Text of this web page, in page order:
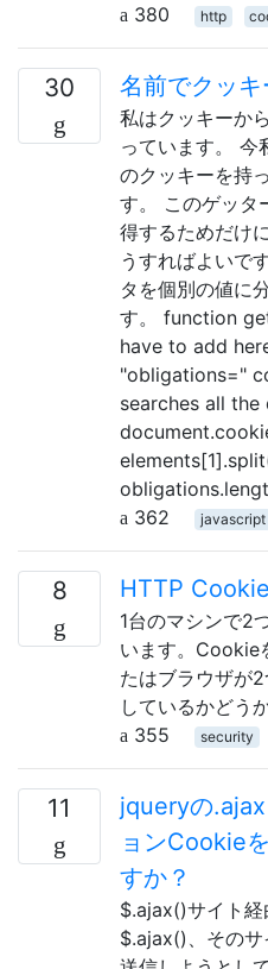
380
http
30 名前でクッ
私はクッキーか
っています。 今
のクッキーを持
す。 このゲッタ
得するためだけ
うすればよいで
タを個別の値に
す。 function
have to add
"obligations="
searches all
362
javascript
8 HTTP
1台のマシンで2
います。Cookie
たはブラウザが
しているかどう
355
security
11
jqueryの
ョンCookie
すか？
$.ajax()サイト
$.ajax()、その